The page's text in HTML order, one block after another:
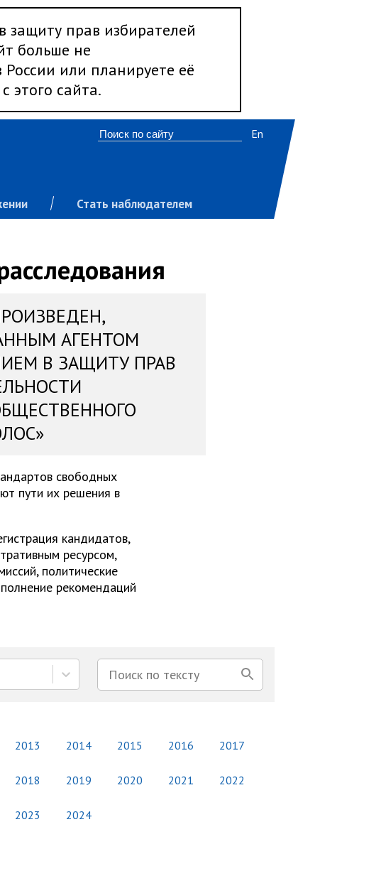
защиту прав избирателей
больше не
или планируете её
этого сайта.
Стать наблюдателем
En
АГЕНТОМ
В ЗАЩИТУ ПРАВ
свободных
пути их решения в
кандидатов,
ресурсом,
политические
рекомендаций
2013 2014 2015 2016 2017
2018 2019 2020 2021 2022
2023 2024